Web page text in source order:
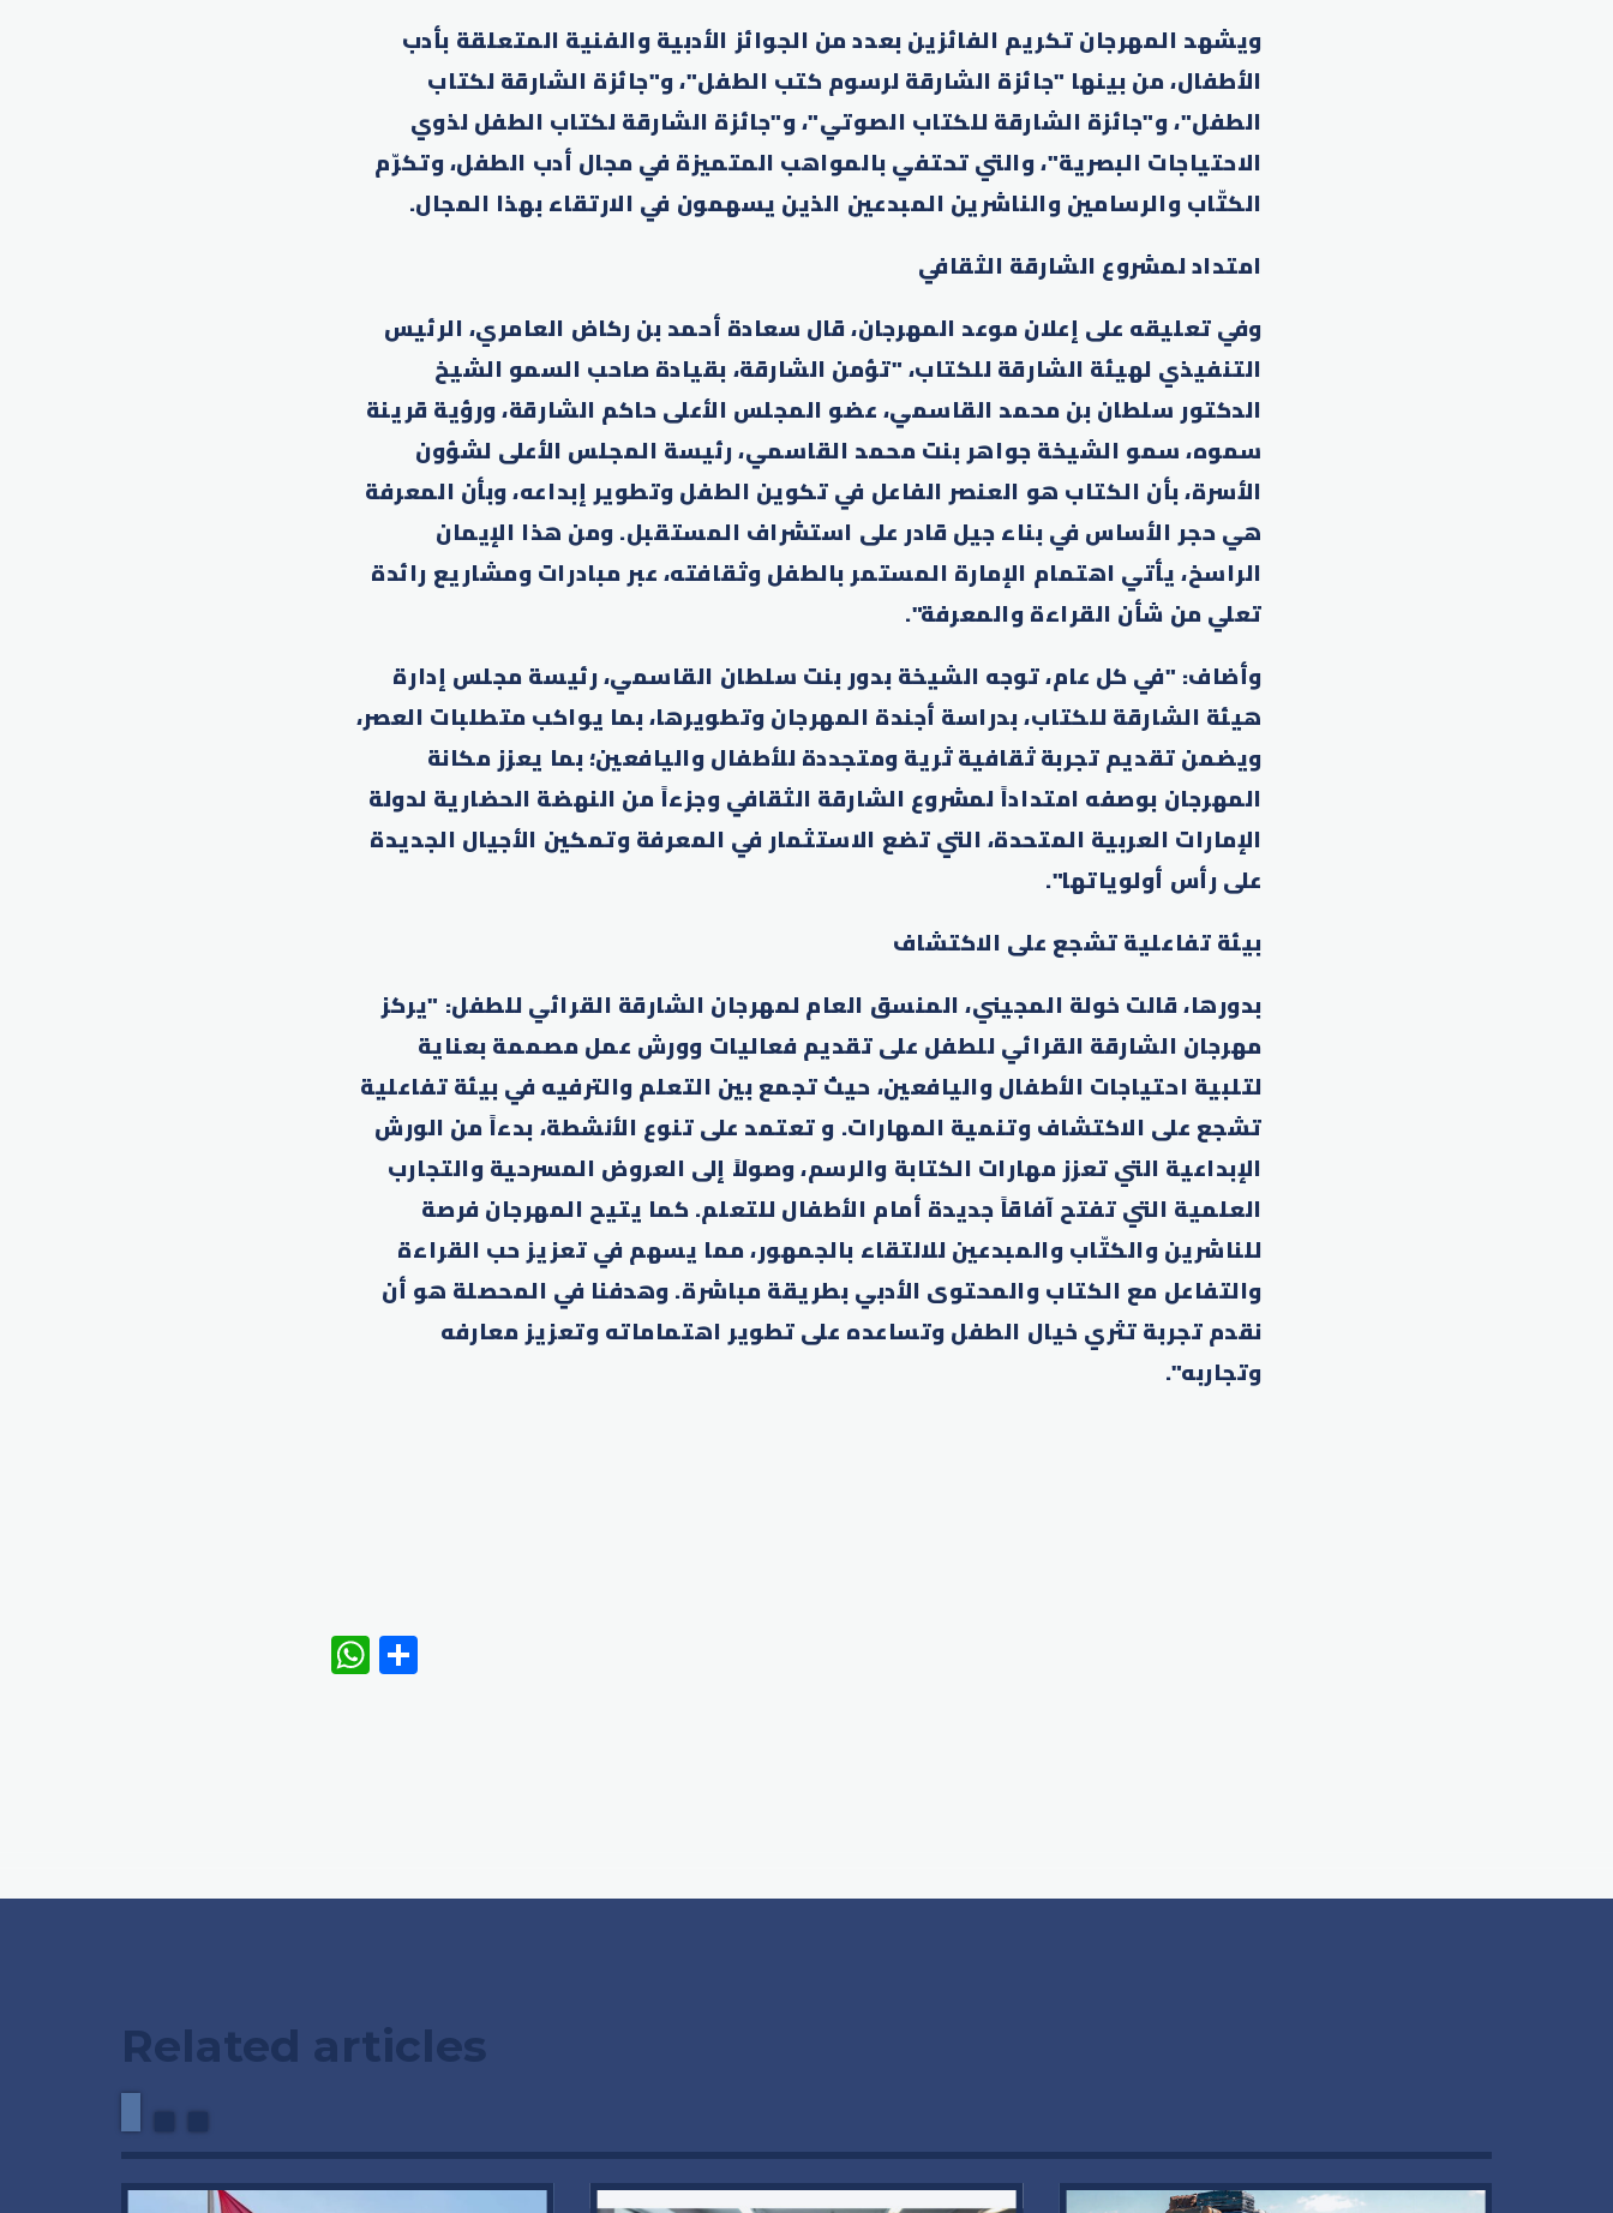
ويشهد المهرجان تكريم الفائزين بعدد من الجوائز الأدبية والفنية المتعلقة بأدب
الأطفال، من بينها "جائزة الشارقة لرسوم كتب الطفل"، و"جائزة الشارقة لكتاب
الطفل"، و"جائزة الشارقة للكتاب الصوتي"، و"جائزة الشارقة لكتاب الطفل لذوي
الاحتياجات البصرية"، والتي تحتفي بالمواهب المتميزة في مجال أدب الطفل، وتكرّم
الكتّاب والرسامين والناشرين المبدعين الذين يسهمون في الارتقاء بهذا المجال.
امتداد لمشروع الشارقة الثقافي
وفي تعليقه على إعلان موعد المهرجان، قال سعادة أحمد بن ركاض العامري، الرئيس
التنفيذي لهيئة الشارقة للكتاب، "تؤمن الشارقة، بقيادة صاحب السمو الشيخ
الدكتور سلطان بن محمد القاسمي، عضو المجلس الأعلى حاكم الشارقة، ورؤية قرينة
سموه، سمو الشيخة جواهر بنت محمد القاسمي، رئيسة المجلس الأعلى لشؤون
الأسرة، بأن الكتاب هو العنصر الفاعل في تكوين الطفل وتطوير إبداعه، وبأن المعرفة
هي حجر الأساس في بناء جيل قادر على استشراف المستقبل. ومن هذا الإيمان
الراسخ، يأتي اهتمام الإمارة المستمر بالطفل وثقافته، عبر مبادرات ومشاريع رائدة
تعلي من شأن القراءة والمعرفة".
وأضاف: "في كل عام، توجه الشيخة بدور بنت سلطان القاسمي، رئيسة مجلس إدارة
هيئة الشارقة للكتاب، بدراسة أجندة المهرجان وتطويرها، بما يواكب متطلبات العصر،
ويضمن تقديم تجربة ثقافية ثرية ومتجددة للأطفال واليافعين؛ بما يعزز مكانة
المهرجان بوصفه امتداداً لمشروع الشارقة الثقافي وجزءاً من النهضة الحضارية لدولة
الإمارات العربية المتحدة، التي تضع الاستثمار في المعرفة وتمكين الأجيال الجديدة
على رأس أولوياتها".
بيئة تفاعلية تشجع على الاكتشاف
بدورها، قالت خولة المجيني، المنسق العام لمهرجان الشارقة القرائي للطفل: "يركز
مهرجان الشارقة القرائي للطفل على تقديم فعاليات وورش عمل مصممة بعناية
لتلبية احتياجات الأطفال واليافعين، حيث تجمع بين التعلم والترفيه في بيئة تفاعلية
تشجع على الاكتشاف وتنمية المهارات. و تعتمد على تنوع الأنشطة، بدءاً من الورش
الإبداعية التي تعزز مهارات الكتابة والرسم، وصولاً إلى العروض المسرحية والتجارب
العلمية التي تفتح آفاقاً جديدة أمام الأطفال للتعلم. كما يتيح المهرجان فرصة
للناشرين والكتّاب والمبدعين للالتقاء بالجمهور، مما يسهم في تعزيز حب القراءة
والتفاعل مع الكتاب والمحتوى الأدبي بطريقة مباشرة. وهدفنا في المحصلة هو أن
نقدم تجربة تثري خيال الطفل وتساعده على تطوير اهتماماته وتعزيز معارفه
وتجاربه".
WhatsApp
Related articles